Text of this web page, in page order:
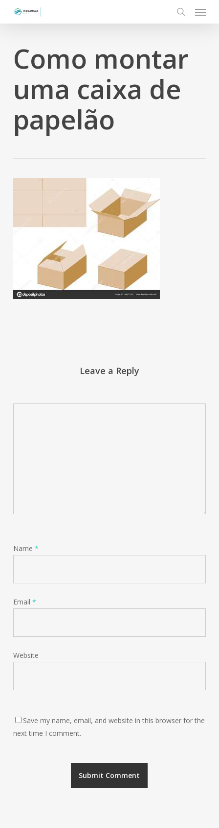
search
Menu
Como montar
uma caixa de
papelão
Leave a Reply
Name *
Email *
Website
Save my name, email, and website in this browser for the
next time I comment.